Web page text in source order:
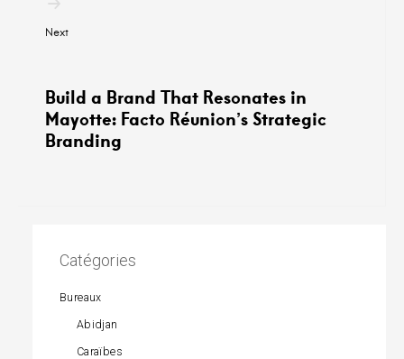
Next
Build a Brand That Resonates in
Mayotte: Facto Réunion’s Strategic
Branding
Catégories
Bureaux
Abidjan
Caraïbes